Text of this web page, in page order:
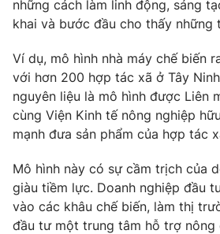
Sản phẩm
Tư vấn
Lịch phát sóng
Chuyên mục khác
Emagazine Podcast
Photo
Video Shorts
những cách làm linh động, sáng
khai và bước đầu cho thấy những
Ví dụ, mô hình nhà máy chế biến
với hơn 200 hợp tác xã ở Tây
nguyên liệu là mô hình được Liên
cùng Viện Kinh tế nông nghiệp
mạnh đưa sản phẩm của hợp tác
Mô hình này có sự cầm trịch của
giàu tiềm lực. Doanh nghiệp đầu
vào các khâu chế biến, làm thị
đầu tư một trung tâm hỗ trợ nông